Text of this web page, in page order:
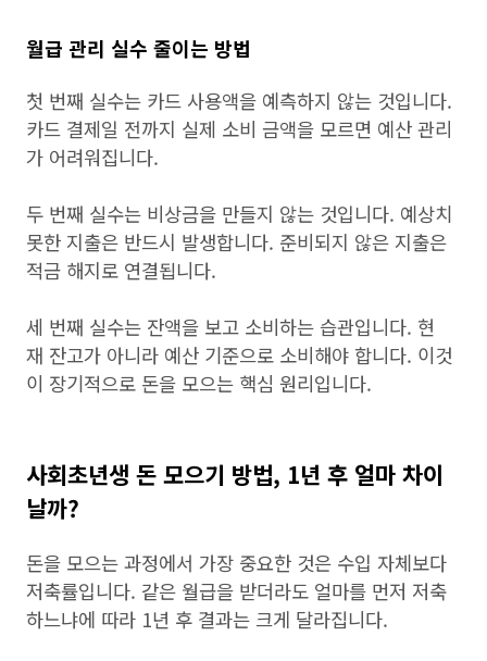
월급 관리 실수 줄이는 방법
첫 번째 실수는 카드 사용액을 예측하지 않는 것입니다.
카드 결제일 전까지 실제 소비 금액을 모르면 예산 관리
가 어려워집니다.
두 번째 실수는 비상금을 만들지 않는 것입니다. 예상치
못한 지출은 반드시 발생합니다. 준비되지 않은 지출은
적금 해지로 연결됩니다.
세 번째 실수는 잔액을 보고 소비하는 습관입니다. 현
재 잔고가 아니라 예산 기준으로 소비해야 합니다. 이것
이 장기적으로 돈을 모으는 핵심 원리입니다.
사회초년생 돈 모으기 방법, 1년 후 얼마 차이
날까?
돈을 모으는 과정에서 가장 중요한 것은 수입 자체보다
저축률입니다. 같은 월급을 받더라도 얼마를 먼저 저축
하느냐에 따라 1년 후 결과는 크게 달라집니다.